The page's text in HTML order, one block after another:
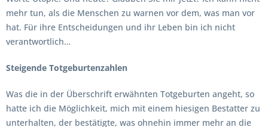
mehr tun, als die Menschen zu warnen vor dem, was man vor
hat. Für ihre Entscheidungen und ihr Leben bin ich nicht
verantwortlich…
Steigende Totgeburtenzahlen
Was die in der Überschrift erwähnten Totgeburten angeht, so
hatte ich die Möglichkeit, mich mit einem hiesigen Bestatter zu
unterhalten, der bestätigte, was ohnehin immer mehr an die